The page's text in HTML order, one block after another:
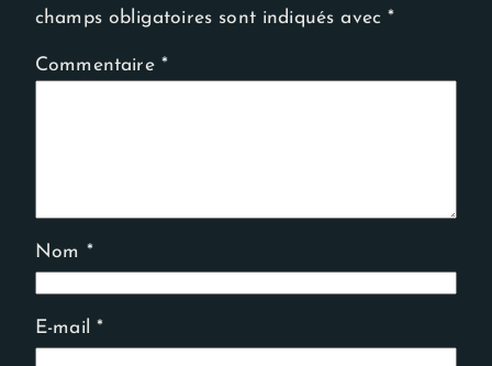
champs obligatoires sont indiqués avec*
Commentaire *
Nom *
E-mail*